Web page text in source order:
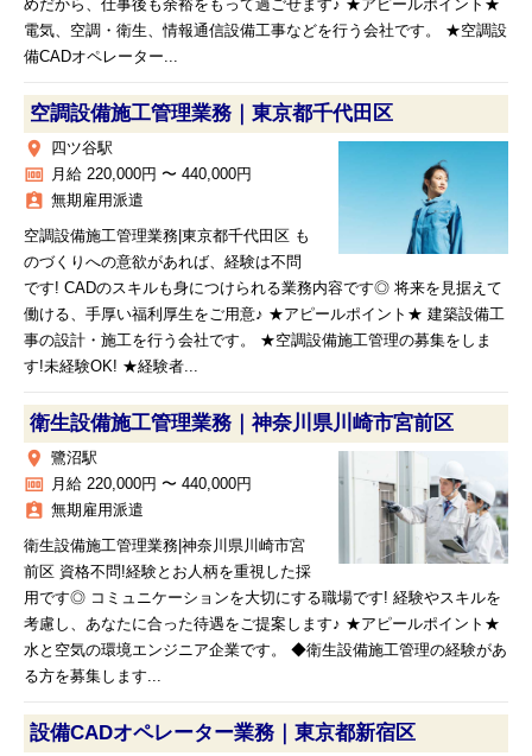
めだから、仕事後も余裕をもって過ごせます♪ ★アピールポイント★
電気、空調・衛生、情報通信設備工事などを行う会社です。 ★空調設
備CADオペレーター...
空調設備施工管理業務｜東京都千代田区
place 四ツ谷駅
money 月給 220,000円 〜 440,000円
assignment_ind 無期雇用派遣
空調設備施工管理業務|東京都千代田区 も
のづくりへの意欲があれば、経験は不問
です! CADのスキルも身につけられる業務内容です◎ 将来を見据えて
働ける、手厚い福利厚生をご用意♪ ★アピールポイント★ 建築設備工
事の設計・施工を行う会社です。 ★空調設備施工管理の募集をしま
す!未経験OK! ★経験者...
衛生設備施工管理業務｜神奈川県川崎市宮前区
place 鷺沼駅
money 月給 220,000円 〜 440,000円
assignment_ind 無期雇用派遣
衛生設備施工管理業務|神奈川県川崎市宮
前区 資格不問!経験とお人柄を重視した採
用です◎ コミュニケーションを大切にする職場です! 経験やスキルを
考慮し、あなたに合った待遇をご提案します♪ ★アピールポイント★
水と空気の環境エンジニア企業です。 ◆衛生設備施工管理の経験があ
る方を募集します...
設備CADオペレーター業務｜東京都新宿区